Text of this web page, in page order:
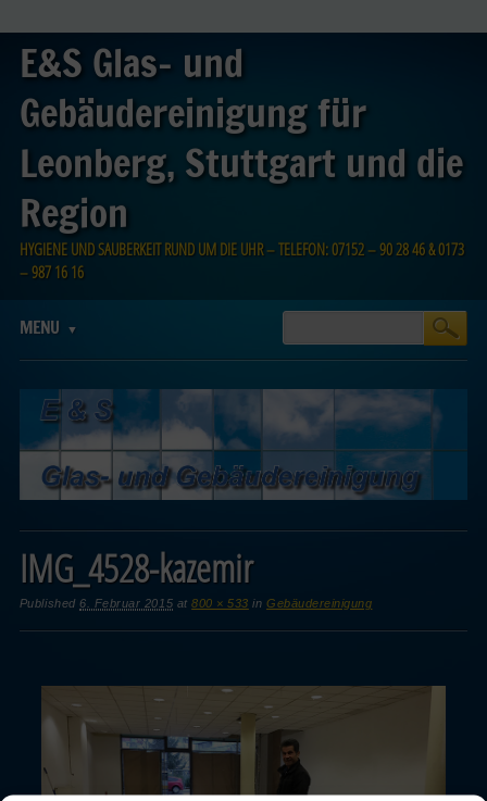
E&S Glas- und
Gebäudereinigung für
Leonberg, Stuttgart und die
Region
HYGIENE UND SAUBERKEIT RUND UM DIE UHR – TELEFON: 07152 – 90 28 46 & 0173
– 987 16 16
Main menu
MENU
IMG_4528-kazemir
Published6. Februar 2015 at800 × 533 inGebäudereinigung